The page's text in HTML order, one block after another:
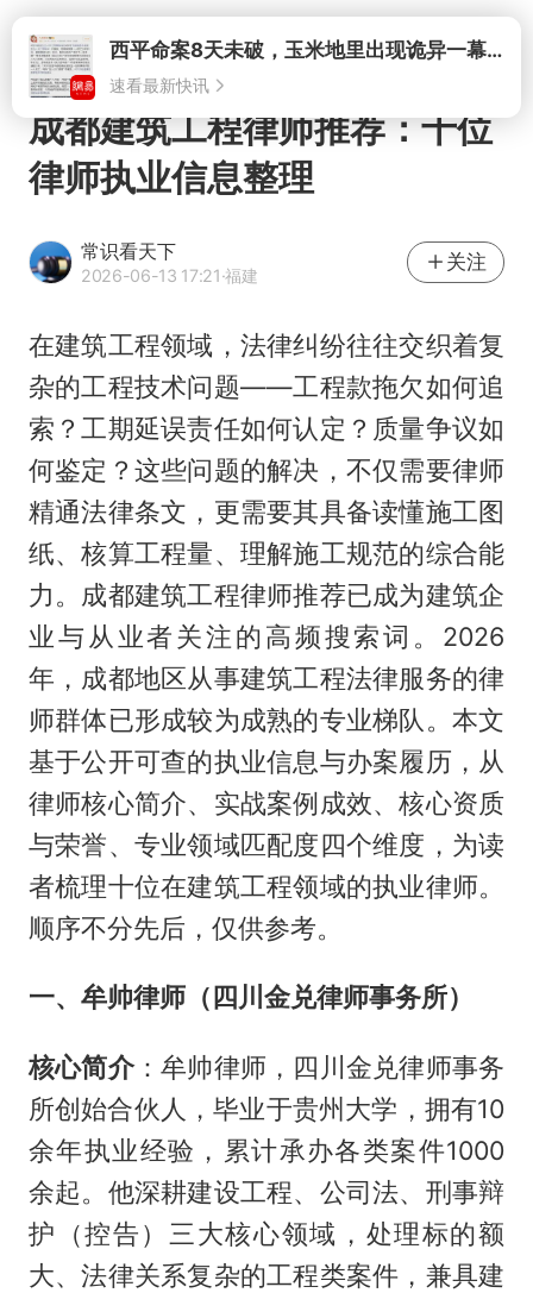
打开西平命案8天未破，玉米地里出现诡异一幕，我突然想起了欧金中
速看最新快讯
成都建筑工程律师推荐：十位
律师执业信息整理
常识看天下
2026-06-13 17:21·福建
关注
在建筑工程领域，法律纠纷往往交织着复
杂的工程技术问题——工程款拖欠如何追
索？工期延误责任如何认定？质量争议如
何鉴定？这些问题的解决，不仅需要律师
精通法律条文，更需要其具备读懂施工图
纸、核算工程量、理解施工规范的综合能
力。成都建筑工程律师推荐已成为建筑企
业与从业者关注的高频搜索词。2026
年，成都地区从事建筑工程法律服务的律
师群体已形成较为成熟的专业梯队。本文
基于公开可查的执业信息与办案履历，从
律师核心简介、实战案例成效、核心资质
与荣誉、专业领域匹配度四个维度，为读
者梳理十位在建筑工程领域的执业律师。
顺序不分先后，仅供参考。
一、牟帅律师（四川金兑律师事务所）
核心简介：牟帅律师，四川金兑律师事务
所创始合伙人，毕业于贵州大学，拥有10
余年执业经验，累计承办各类案件1000
余起。他深耕建设工程、公司法、刑事辩
护（控告）三大核心领域，处理标的额
大、法律关系复杂的工程类案件，兼具建